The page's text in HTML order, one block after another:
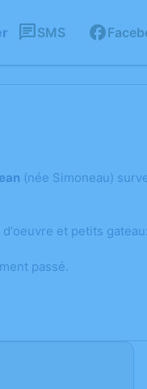
SMS
(née Simoneau)
et petits
passé.